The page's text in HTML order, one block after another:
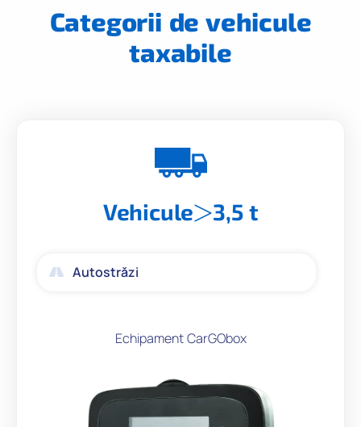
Categorii de vehicule
taxabile
Vehicule 3,5 t
Autostrăzi
Echipament CarGObox